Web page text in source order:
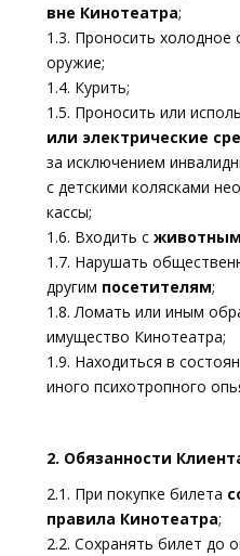
вне Кинотеатра;
1.3. Проносить холодное
оружие;
1.4. Курить;
1.5. Проносить или
или электрические
за исключением
с детскими колясками
кассы;
1.6. Входить с
1.7. Нарушать
другим посетителям;
1.8. Ломать или иным
имущество Кинотеатра;
1.9. Находиться в
иного психотропного
2. Обязанности
2.1. При покупке билета
правила Кинотеатра;
2.2. Сохранять билет до